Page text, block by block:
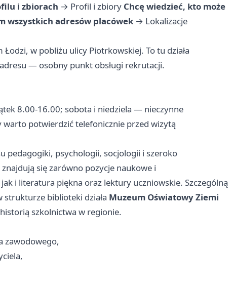
i zbiorach → Profil i zbiory Chcę wiedzieć, kto może
wszystkich adresów placówek → Lokalizacje
w pobliżu ulicy Piotrkowskiej. To tu działa
— osobny punkt obsługi rekrutacji.
8.00-16.00; sobota i niedziela — nieczynne
potwierdzić telefonicznie przed wizytą
pedagogiki, psychologii, socjologii i szeroko
się zarówno pozycje naukowe i
i literatura piękna oraz lektury uczniowskie. Szczególną
biblioteki działa Muzeum Oświato­wy Ziemi
szkolnictwa w regionie.
zawodowego,